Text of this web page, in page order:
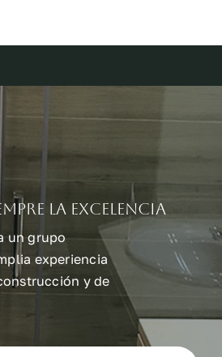
la excelencia
un grupo
experiencia
y de